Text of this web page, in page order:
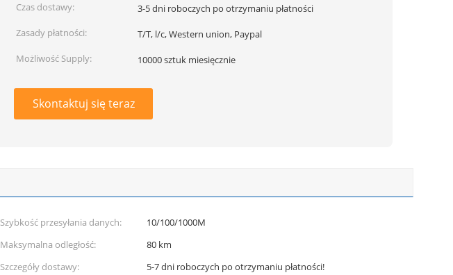
Czas dostawy:
3-5 dni roboczych po otrzymaniu płatności
Zasady płatności:
T/T, l/c, Western union, Paypal
Możliwość Supply:
10000 sztuk miesięcznie
Skontaktuj się teraz
Szybkość przesyłania danych:
10/100/1000M
Maksymalna odległość:
80 km
Szczegóły dostawy:
5-7 dni roboczych po otrzymaniu płatności!